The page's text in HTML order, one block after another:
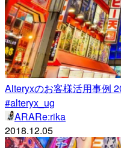
Alteryxのお客様活用事例
#alteryx_ug
ARARe:rika
2018.12.05